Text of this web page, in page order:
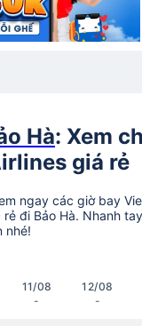
Hà: Xem
giá rẻ
ngay các giờ bay
đi Bảo Hà. Nhanh
nhé!
11/08
-
12/08
-